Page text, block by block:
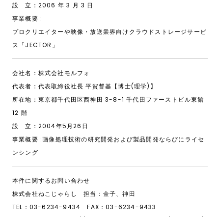
設 立：2006 年 3 月 3 日
事業概要 :
プロクリエイターや映像・放送業界向けクラウドストレージサービ
ス「JECTOR」
会社名：株式会社モルフォ
代表者：代表取締役社⻑ 平賀督基【博士(理学)】
所在地：東京都千代田区⻄神田 3-8-1 千代田ファーストビル東館
12 階
設 立：2004年5月26日
事業概要 :画像処理技術の研究開発および製品開発ならびにライセ
ンシング
本件に関するお問い合わせ
株式会社ねこじゃらし 担当：金子、神田
TEL：03-6234-9434 FAX：03-6234-9433